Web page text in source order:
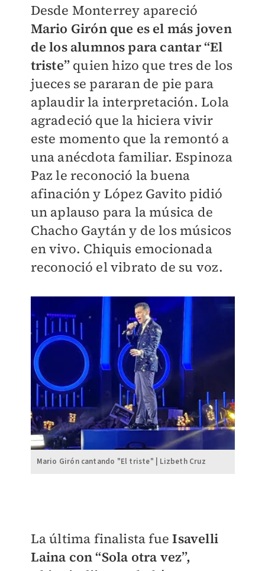
Desde Monterrey apareció
Mario Girón que es el más joven
de los alumnos para cantar “El
triste” quien hizo que tres de los
jueces se pararan de pie para
aplaudir la interpretación. Lola
agradeció que la hiciera vivir
este momento que la remontó a
una anécdota familiar. Espinoza
Paz le reconoció la buena
afinación y López Gavito pidió
un aplauso para la música de
Chacho Gaytán y de los músicos
en vivo. Chiquis emocionada
reconoció el vibrato de su voz.
Mario Girón cantando "El triste" | Lizbeth Cruz
La última finalista fue Isavelli
Laina con “Sola otra vez”,